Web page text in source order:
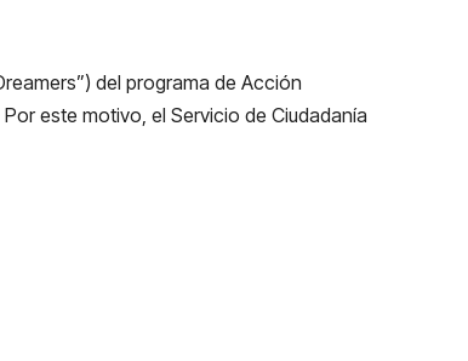
del programa de Acción
este motivo, el Servicio de Ciudadanía